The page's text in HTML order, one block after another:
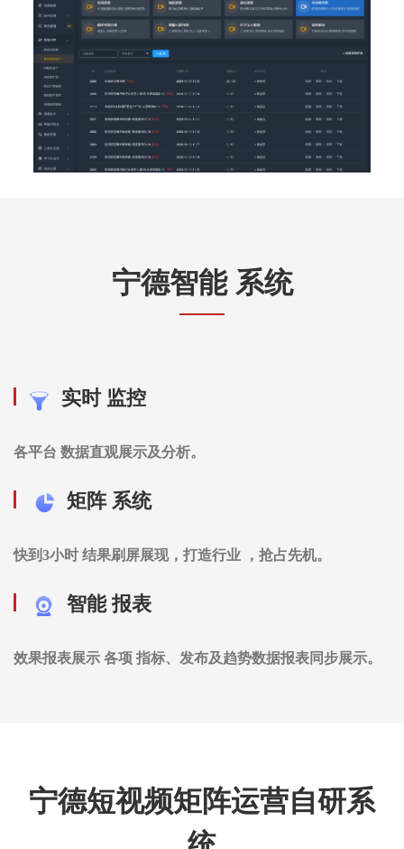
宁德智能 系统
实时 监控
各平台 数据直观展示及分析。
矩阵 系统
快到3小时 结果刷屏展现，打造行业 ，抢占先机。
智能 报表
效果报表展示 各项 指标、发布及趋势数据报表同步展示。
宁德短视频矩阵运营自研系